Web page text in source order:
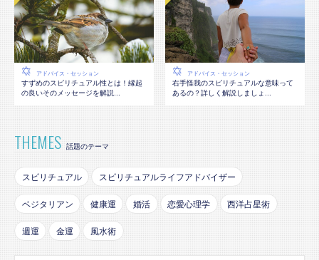
アドバイス・セッション
すずめのスピリチュアル性とは！縁起
の良いそのメッセージを解説...
アドバイス・セッション
右手怪我のスピリチュアルな意味って
あるの？詳しく解説しましょ...
THEMES 話題のテーマ
スピリチュアル スピリチュアルライフアドバイザー
ベジタリアン 健康運 婚活 恋愛心理学 西洋占星術
週運 金運 風水術